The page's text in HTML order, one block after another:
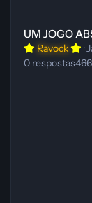
UM JOGO
Ravock ·
0 respostas466